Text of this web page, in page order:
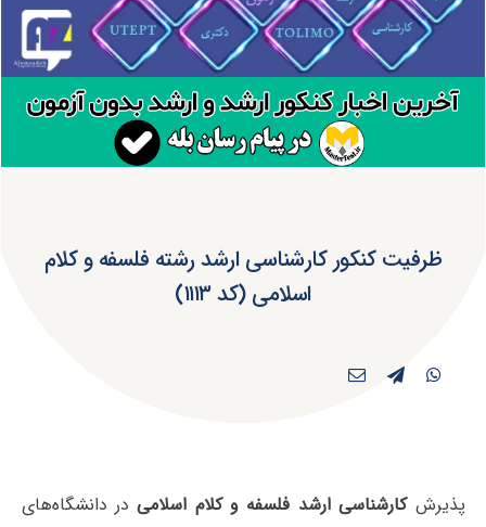
ظرفیت کنکور کارشناسی ارشد رشته فلسفه و کلام
اسلامی (کد ۱۱۱۳)
پذیرشکارشناسی ارشد فلسفه و کلام اسلامیدر دانشگاه‌های